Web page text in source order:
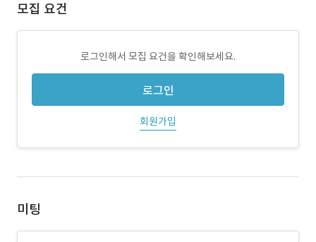
모집 요건
로그인해서 모집 요건을 확인해보세요.
로그인
회원가입
미팅